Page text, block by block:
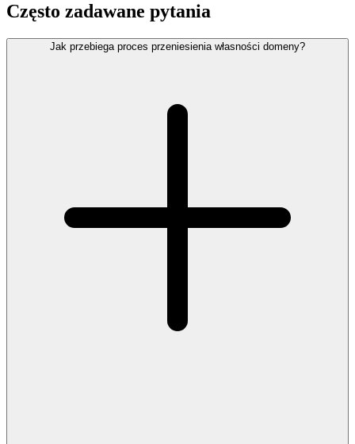
Często zadawane pytania
Jak przebiega proces przeniesienia własności domeny?